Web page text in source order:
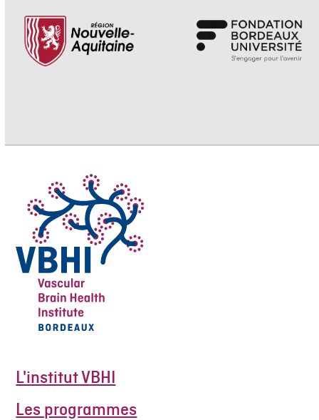
L'institut VBHI
Les programmes